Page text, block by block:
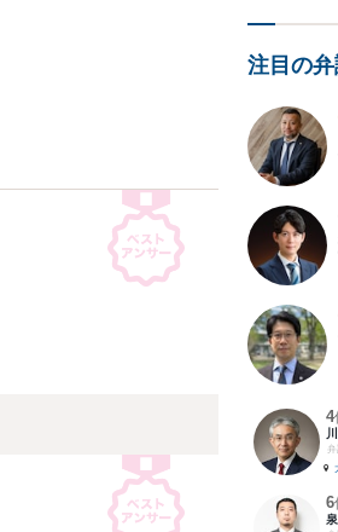
注目の
4
6